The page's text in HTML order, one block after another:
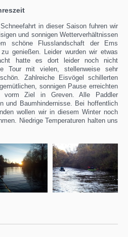
in dieser Saison fuhren wir
und sonnigen Wetterverhältnissen
schöne Flusslandschaft der Ems
genießen. Leider wurden wir etwas
hatte es dort leider noch nicht
Tour mit vielen, stellenweise sehr
Zahlreiche Eisvögel schillerten
sonnigen Pause erreichten
vorm Ziel in Greven. Alle Paddler
und Baumhindernisse. Bei hoffentlich
wollen wir in diesem Winter noch
Niedrige Temperaturen halten uns